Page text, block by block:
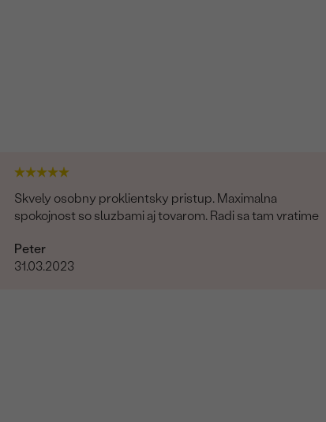
Skvely osobny proklientsky pristup. Maximalna
spokojnost so sluzbami aj tovarom. Radi sa tam vratime
Peter
31.03.2023